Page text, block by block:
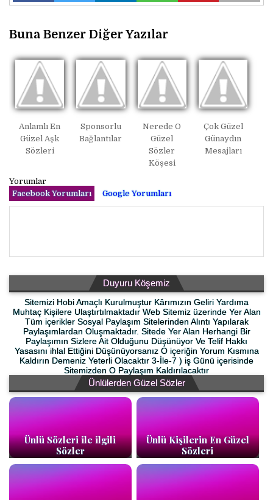
Buna Benzer Diğer Yazılar
Anlamlı En
Güzel Aşk
Sözleri
Sponsorlu
Bağlantılar
Nerede O
Güzel
Sözler
Köşesi
Çok Güzel
Günaydın
Mesajları
Yorumlar
Facebook Yorumları
Google Yorumları
Duyuru Köşemiz
Sitemizi Hobi Amaçlı Kurulmuştur Kârımızın Geliri Yardıma
Muhtaç Kişilere Ulaştırtılmaktadır Web Sitemiz üzerinde Yer Alan
Tüm içerikler Sosyal Paylaşım Sitelerinden Alıntı Yapılarak
Paylaşımlardan Oluşmaktadır. Sitede Yer Alan Herhangi Bir
Paylaşımın Sizlere Ait Olduğunu Düşünüyor Ve Telif Hakkı
Yasasını ihlal Ettiğini Düşünüyorsanız O içeriğin Yorum Kısmına
Kaldırın Demeniz Yeterli Olacaktır 3-İle-7 ) iş Günü içerisinde
Sitemizden O Paylaşım Kaldırılacaktır
Ünlülerden Güzel Sözler
Ünlü Sözleri ile ilgili
Sözler
Ünlü Kişilerin En Güzel
Sözleri